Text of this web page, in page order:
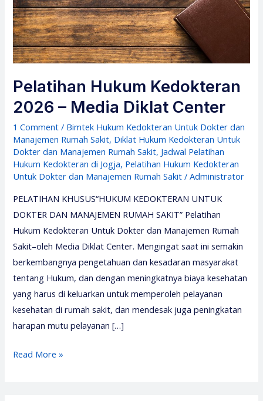
Pelatihan Hukum Kedokteran
2026 – Media Diklat Center
1 Comment / Bimtek Hukum Kedokteran Untuk Dokter dan
Manajemen Rumah Sakit, Diklat Hukum Kedokteran Untuk
Dokter dan Manajemen Rumah Sakit, Jadwal Pelatihan
Hukum Kedokteran di Jogja, Pelatihan Hukum Kedokteran
Untuk Dokter dan Manajemen Rumah Sakit /Administrator
PELATIHAN KHUSUS“HUKUM KEDOKTERAN UNTUK
DOKTER DAN MANAJEMEN RUMAH SAKIT” Pelatihan
Hukum Kedokteran Untuk Dokter dan Manajemen Rumah
Sakit–oleh Media Diklat Center. Mengingat saat ini semakin
berkembangnya pengetahuan dan kesadaran masyarakat
tentang Hukum, dan dengan meningkatnya biaya kesehatan
yang harus di keluarkan untuk memperoleh pelayanan
kesehatan di rumah sakit, dan mendesak juga peningkatan
harapan mutu pelayanan […]
Pelatihan
Read More »